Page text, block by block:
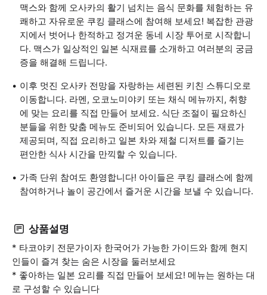
맥스와 함께 오사카의 활기 넘치는 음식 문화를 체험하는 유
쾌하고 자유로운 쿠킹 클래스에 참여해 보세요! 복잡한 관광
지에서 벗어나 한적하고 정겨운 동네 시장 투어로 시작합니
다. 맥스가 일상적인 일본 식재료를 소개하고 여러분의 궁금
증을 해결해 드립니다.
이후 멋진 오사카 전망을 자랑하는 세련된 키친 스튜디오로
이동합니다. 라멘, 오코노미야키 또는 채식 메뉴까지, 취향
에 맞는 요리를 직접 만들어 보세요. 식단 조절이 필요하신
분들을 위한 맞춤 메뉴도 준비되어 있습니다. 모든 재료가
제공되며, 직접 요리하고 일본 차와 제철 디저트를 즐기는
편안한 식사 시간을 만끽할 수 있습니다.
가족 단위 참여도 환영합니다! 아이들은 쿠킹 클래스에 함께
참여하거나 놀이 공간에서 즐거운 시간을 보낼 수 있습니다.
상품설명
* 타코야키 전문가이자 한국어가 가능한 가이드와 함께 현지
인들이 즐겨 찾는 숨은 시장을 둘러보세요
* 좋아하는 일본 요리를 직접 만들어 보세요! 메뉴는 원하는 대
로 구성할 수 있습니다